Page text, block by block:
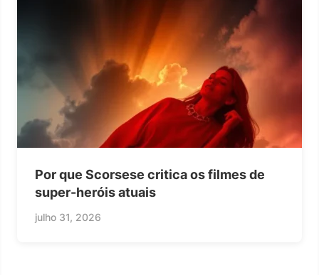
Por que Scorsese critica os filmes de
super-heróis atuais
julho 31, 2026